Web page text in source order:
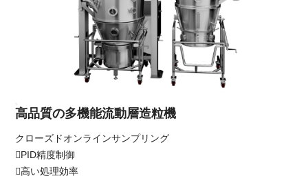
高品質の多機能流動層造粒機
クローズドオンラインサンプリング
PID精度制御
高い処理効率